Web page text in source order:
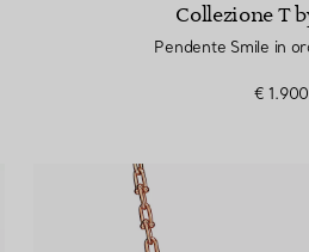
Collezione T
Pendente Smile in
€ 1.900